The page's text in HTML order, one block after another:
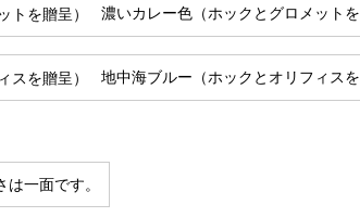
濃いカレー色（ホックとグロメット
地中海ブルー（ホックとオリフィス
一面です。